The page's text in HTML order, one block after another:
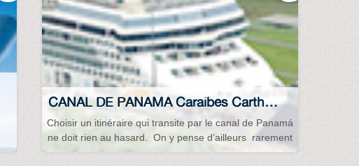
CANAL DE PANAMA Caraîbes Carthagéne-Colombie Costa-Rica Lac Gatun Puerto-Vallarta…
Choisir un itinéraire qui transite par le canal de Panamá
ne doit rien au hasard. On y pense d’ailleurs rarement